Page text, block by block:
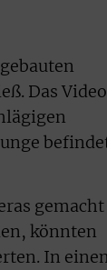
Das Video
gemacht
könnten
In